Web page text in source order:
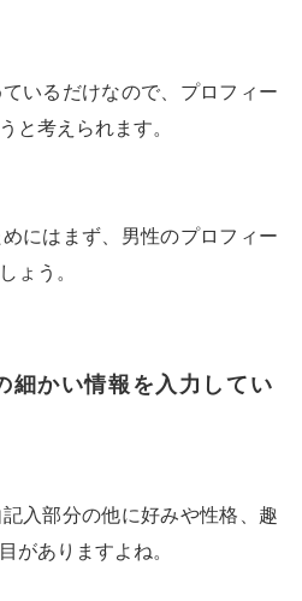
いるだけなので、プロフィー
と考えられます。
にはまず、男性のプロフィー
ょう。
細かい情報を入力してい
入部分の他に好みや性格、趣
がありますよね。